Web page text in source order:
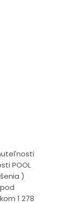
POOL
)
pod
1 278